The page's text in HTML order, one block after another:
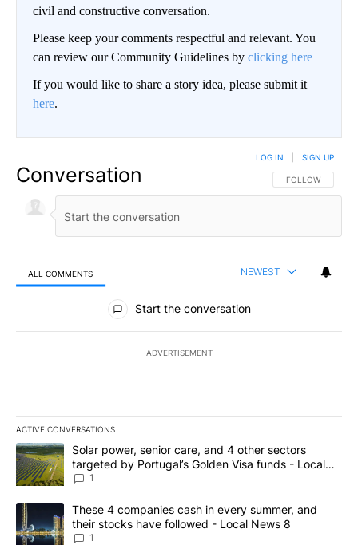
civil and constructive conversation.
Please keep your comments respectful and relevant. You
can review our Community Guidelines by clicking here
If you would like to share a story idea, please submit it
here.
Conversation FOLLOW THIS
FOLLOW
LOG IN SIGN UP
ALL COMMENTS NEWEST
All Comments
Start the conversation
ADVERTISEMENT
ACTIVE CONVERSATIONS
The following is a list of the most commented articles in the last
A trending article titled "Solar power, senior care, and 4 other
Solar power, senior care, and 4 other sectors
targeted by Portugal’s Golden Visa funds - Local
News 8
1
A trending article titled "These 4 companies cash in every
These 4 companies cash in every summer, and
their stocks have followed - Local News 8
1